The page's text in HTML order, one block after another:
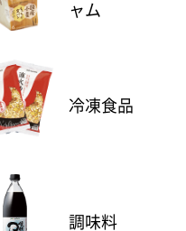
ャム
冷凍食品
調味料